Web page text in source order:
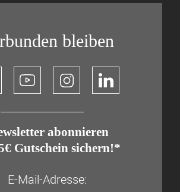
bleiben
abonnieren
Gutschein sichern!*
E-Mail-Adresse: